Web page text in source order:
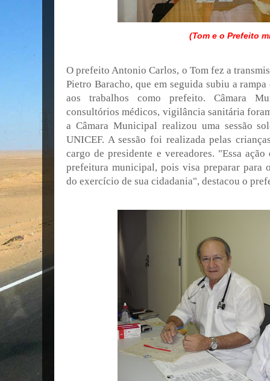
(Tom e o Prefeito
O prefeito Antonio Carlos, o Tom fez a
Pietro Baracho, que em seguida subiu a
aos trabalhos como prefeito. Câmara
consultórios médicos, vigilância sanitária
a Câmara Municipal realizou uma sessão
UNICEF. A sessão foi realizada pelas
cargo de presidente e vereadores. "Essa
prefeitura municipal, pois visa preparar para
do exercício de sua cidadania", destacou o